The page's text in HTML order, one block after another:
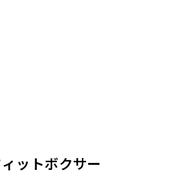
ットボクサー